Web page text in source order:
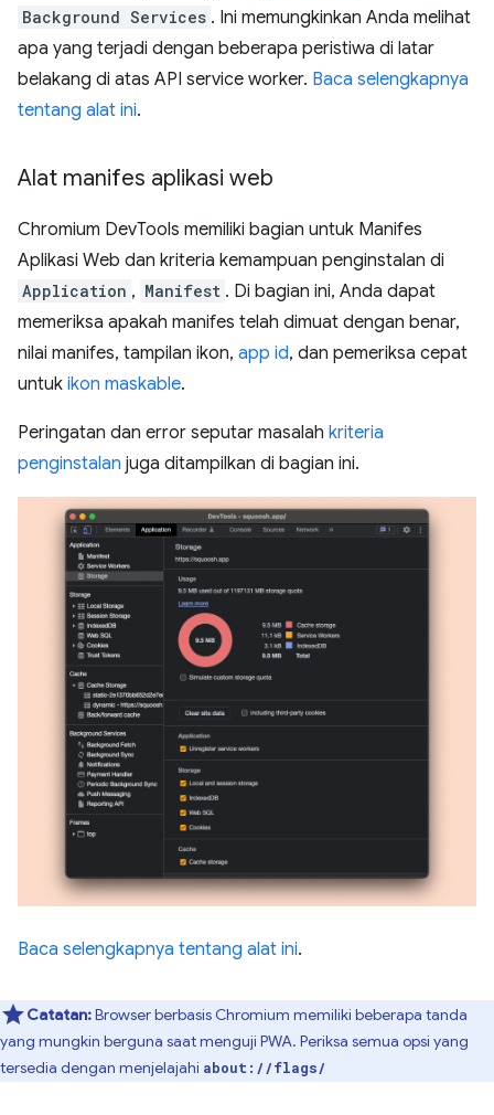
Background Services . Ini memungkinkan Anda melihat
apa yang terjadi dengan beberapa peristiwa di latar
belakang di atas API service worker. Baca selengkapnya
tentang alat ini.
Alat manifes aplikasi web
Chromium DevTools memiliki bagian untuk Manifes
Aplikasi Web dan kriteria kemampuan penginstalan di
Application , Manifest . Di bagian ini, Anda dapat
memeriksa apakah manifes telah dimuat dengan benar,
nilai manifes, tampilan ikon, app id, dan pemeriksa cepat
untuk ikon maskable.
Peringatan dan error seputar masalah kriteria
penginstalan juga ditampilkan di bagian ini.
Baca selengkapnya tentang alat ini.
Catatan:Browser berbasis Chromium memiliki beberapa tanda
yang mungkin berguna saat menguji PWA. Periksa semua opsi yang
tersedia dengan menjelajahi about://flags/